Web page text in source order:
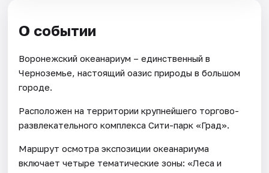
О событии
Воронежский океанариум – единственный в
Черноземье, настоящий оазис природы в большом
городе.
Расположен на территории крупнейшего торгово-
развлекательного комплекса Сити-парк «Град».
Маршрут осмотра экспозиции океанариума
включает четыре тематические зоны: «Леса и